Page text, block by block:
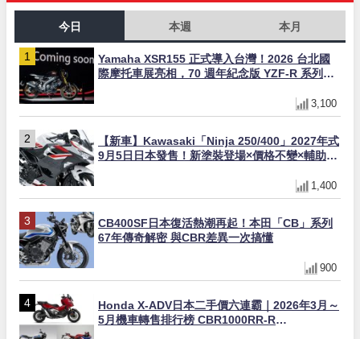
今日 本週 本月
Yamaha XSR155 正式導入台灣！2026 台北國
際摩托車展亮相，70 週年紀念版 YZF-R 系列限
3,100
【新車】Kawasaki「Ninja 250/400」2027年式
9月5日日本發售！新塗裝登場×價格不變×輔助滑
1,400
CB400SF日本復活熱潮再起！本田「CB」系列
67年傳奇解密 與CBR差異一次搞懂
900
Honda X-ADV日本二手價六連霸｜2026年3月～
5月機車轉售排行榜 CBR1000RR-R